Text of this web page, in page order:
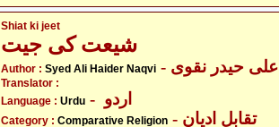
Shiat ki jeet
شیعت کی جیت
Author : Syed Ali Haider Naqvi علی حیدر نقوی
Translator :
Language : Urdu
Category : Comparative Religion - تقابلِ ادیان